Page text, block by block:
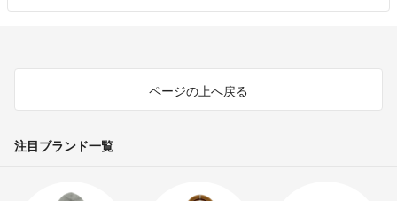
ページの上へ戻る
注目ブランド一覧